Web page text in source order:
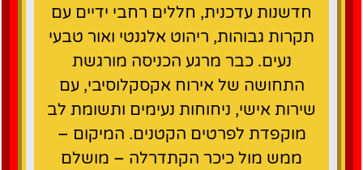
חדשנות עדכנית, חללים רחבי ידיים עם
תקרות גבוהות, ריהוט אלגנטי ואור טבעי
נעים. כבר מרגע הכניסה מורגשת
התחושה של אירוח אקסקלוסיבי, עם
שירות אישי, ניחוחות נעימים ותשומת לב
מוקפדת לפרטים הקטנים. המיקום –
ממש מול כיכר הקתדרלה – מושלם